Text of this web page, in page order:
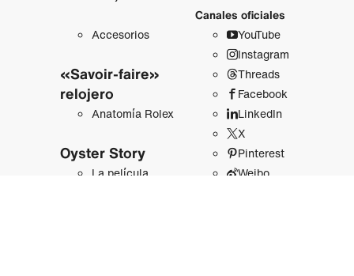
Accesorios
«Savoir-faire»
relojero
Anatomía Rolex
Oyster Story
La película
Canales oficiales
YouTube
Instagram
Threads
Facebook
LinkedIn
X
Pinterest
Weibo